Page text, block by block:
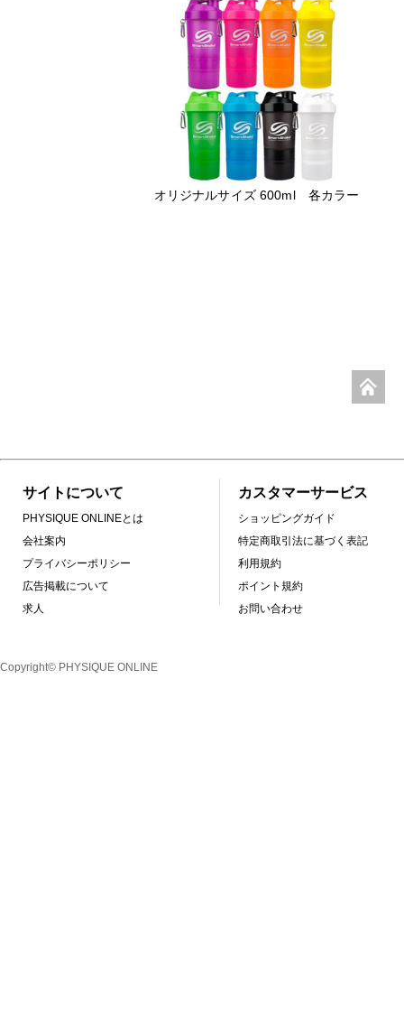
オリジナルサイズ 600ml 各カラー
サイトについて
PHYSIQUE ONLINEとは
会社案内
プライバシーポリシー
広告掲載について
求人
カスタマーサービス
ショッピングガイド
特定商取引法に基づく表記
利用規約
ポイント規約
お問い合わせ
Copyright© PHYSIQUE ONLINE